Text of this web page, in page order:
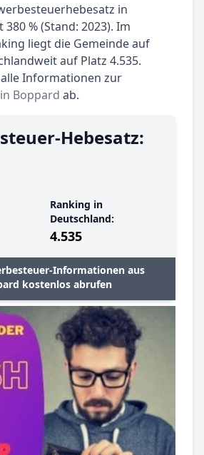
in
% (Stand: 2023). Im
liegt die Gemeinde auf
auf Platz 4.535.
alle Informationen zur
Boppard ab.
Hebesatz:
Ranking in
Deutschland:
4.535
Informationen aus
kostenlos abrufen